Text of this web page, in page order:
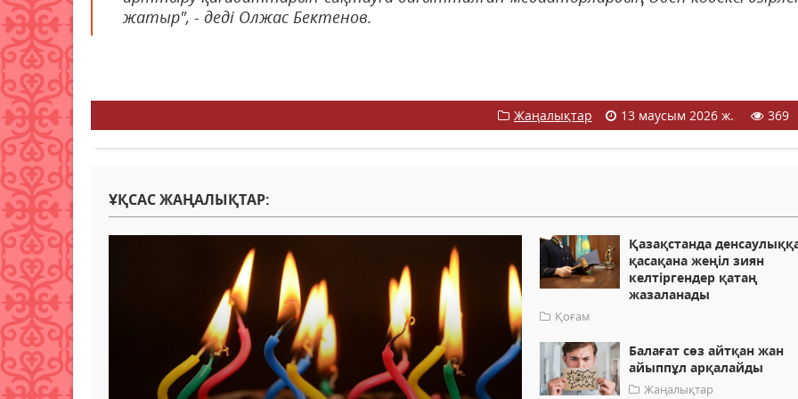
жатыр", - деді Олжас Бектенов.
Жаңалықтар 13 маусым 2026 ж. 369
ҰҚСАС ЖАҢАЛЫҚТАР:
Қазақстанда
қасақана жеңіл зиян
келтіргендер қатаң
жазаланады
Қоғам
Балағат сөз айтқан жан
айыппұл арқалайды
Жаңалықтар